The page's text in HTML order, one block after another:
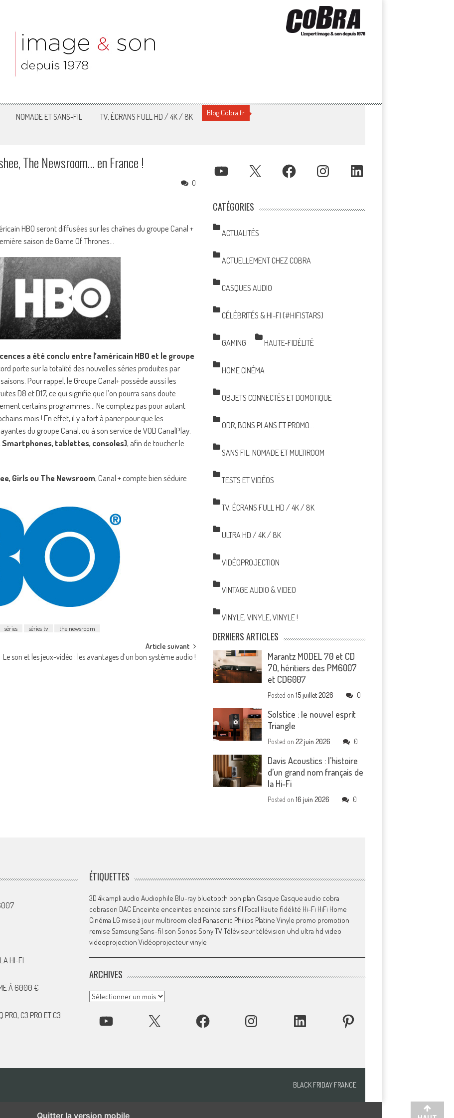
NOMADE ET SANS-FIL TV, ÉCRANS FULL HD / 4K / 8K Blog Cobra.fr
The Newsroom… en France !
0
HBO seront diffusées sur les chaînes du groupe Canal +
saison de Game Of Thrones…
a été conclu entre l’américain HBO et le groupe
porte sur la totalité des nouvelles séries produites par
Pour rappel, le Groupe Canal+ possède aussi les
D8 et D17, ce qui signifie que l’on pourra sans doute
certains programmes… Ne comptez pas pour autant
mois ! En effet, il y a fort à parier pour que les
du groupe Canal, ou à son service de VOD CanalPlay.
tablettes, consoles), afin de toucher le
Girls ou The Newsroom, Canal + compte bien séduire
séries séries tv the newsroom
Article suivant
Le son et les jeux-vidéo : les avantages d’un bon système audio !
YOUTUBE X FACEBOOK INSTAGRAM LINKEDIN
CATÉGORIES
ACTUALITÉS
ACTUELLEMENT CHEZ COBRA
CASQUES AUDIO
CÉLÉBRITÉS & HI-FI (#HIFISTARS)
GAMING HAUTE-FIDÉLITÉ
HOME CINÉMA
OBJETS CONNECTÉS ET DOMOTIQUE
ODR, BONS PLANS ET PROMO…
SANS FIL, NOMADE ET MULTIROOM
TESTS ET VIDÉOS
TV, ÉCRANS FULL HD / 4K / 8K
ULTRA HD / 4K / 8K
VIDÉOPROJECTION
VINTAGE AUDIO & VIDEO
VINYLE, VINYLE, VINYLE !
DERNIERS ARTICLES
Marantz MODEL 70 et CD
70, héritiers des PM6007
et CD6007
Posted on15 juillet 2026 0
Solstice : le nouvel esprit
Triangle
Posted on22 juin 2026 0
Davis Acoustics : l’histoire
d’un grand nom français de
la Hi-Fi
Posted on16 juin 2026 0
HI-FI
À 6000 €
C3 PRO ET C3
ÉTIQUETTES
3D 4kampli audio Audiophile Blu-ray bluetooth bon plan Casque Casque audio cobra
cobrason DAC Enceinte enceintes enceinte sans fil Focal Haute fidélité Hi-Fi HiFi Home
Cinéma LG mise à jour multiroom oled Panasonic Philips Platine Vinyle promo promotion
remise SamsungSans-fil son Sonos SonyTVTéléviseur télévision uhd ultra hd video
videoprojection Vidéoprojecteurvinyle
ARCHIVES
Archives
YOUTUBE FACEBOOK INSTAGRAM LINKEDIN PINTEREST
BLACK FRIDAY FRANCE
Quitter la version mobile